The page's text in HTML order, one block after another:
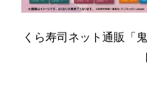
くら寿司ネット通販「